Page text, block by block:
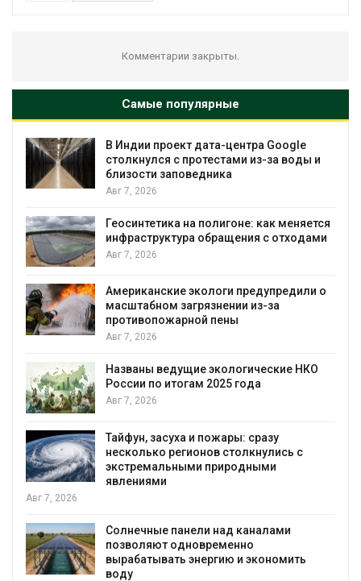
Комментарии закрыты.
Самые популярные
В Индии проект дата-центра Google
столкнулся с протестами из-за воды и
близости заповедника
Авг 7, 2026
Геосинтетика на полигоне: как меняется
инфраструктура обращения с отходами
Авг 7, 2026
Американские экологи предупредили о
масштабном загрязнении из-за
противопожарной пены
Авг 7, 2026
Названы ведущие экологические НКО
России по итогам 2025 года
Авг 7, 2026
Тайфун, засуха и пожары: сразу
несколько регионов столкнулись с
экстремальными природными
явлениями
Авг 7, 2026
Солнечные панели над каналами
позволяют одновременно
вырабатывать энергию и экономить
воду